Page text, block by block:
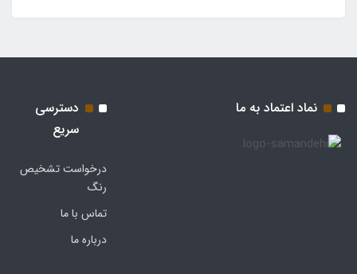
نماد اعتماد به ما
دسترسی
سریع
درخواست تشخیص
رنگ
تماس با ما
درباره ما